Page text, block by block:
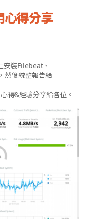
得分享
安裝Filebeat、
後統整報告給
得&經驗分享給各位。